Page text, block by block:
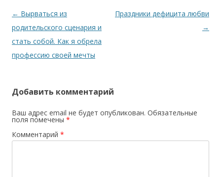
Навигация по записям
← Вырваться из
родительского сценария и
стать собой. Как я обрела
профессию своей мечты
Праздники дефицита любви
→
Добавить комментарий
Ваш адрес email не будет опубликован. Обязательные
поля помечены *
Комментарий *